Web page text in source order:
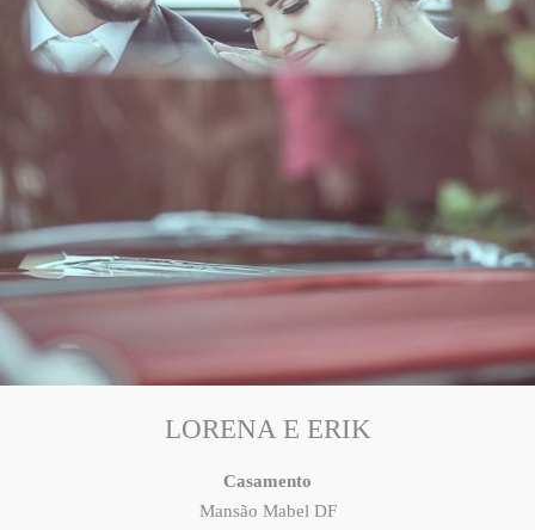
LORENA E ERIK
Casamento
Mansão Mabel DF